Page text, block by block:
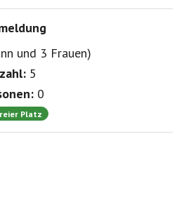
und 3 Frauen)
5
0
Platz